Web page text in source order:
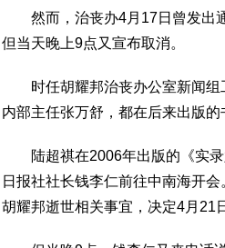
然而，治丧办4月17日曾发出通
但当天晚上9点又宣布取消。
时任胡耀邦治丧办公室新闻组
内部主任张万舒，都在后来出版的
陆超祺在2006年出版的《实录
日报社社长钱李仁前往中南海开
胡耀邦逝世相关事宜，决定4月21